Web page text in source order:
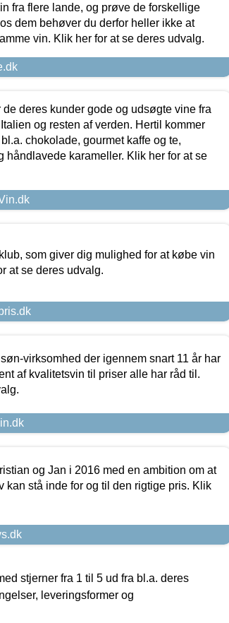
fra flere lande, og prøve de forskellige
dem behøver du derfor heller ikke at
vin. Klik her for at se deres udvalg.
deres kunder gode og udsøgte vine fra
og resten af verden. Hertil kommer
chokolade, gourmet kaffe og te,
håndlavede karameller. Klik her for at se
som giver dig mulighed for at købe vin
at se deres udvalg.
virksomhed der igennem snart 11 år har
af kvalitetsvin til priser alle har råd til.
og Jan i 2016 med en ambition om at
kan stå inde for og til den rigtige pris. Klik
stjerner fra 1 til 5 ud fra bl.a. deres
leveringsformer og